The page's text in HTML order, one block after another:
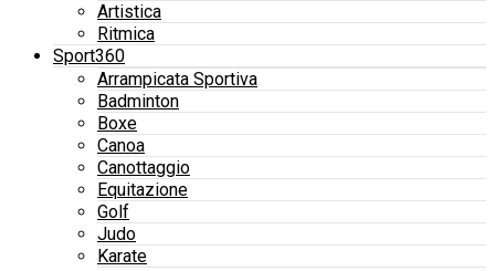
Artistica
Ritmica
Sport360
Arrampicata Sportiva
Badminton
Boxe
Canoa
Canottaggio
Equitazione
Golf
Judo
Karate